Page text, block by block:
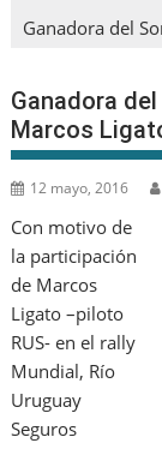
Ganadora del
Ganadora
Marcos
12 mayo, 2016
Con motivo de
la participación
de Marcos
Ligato –piloto
RUS- en el rally
Mundial, Río
Uruguay
Seguros